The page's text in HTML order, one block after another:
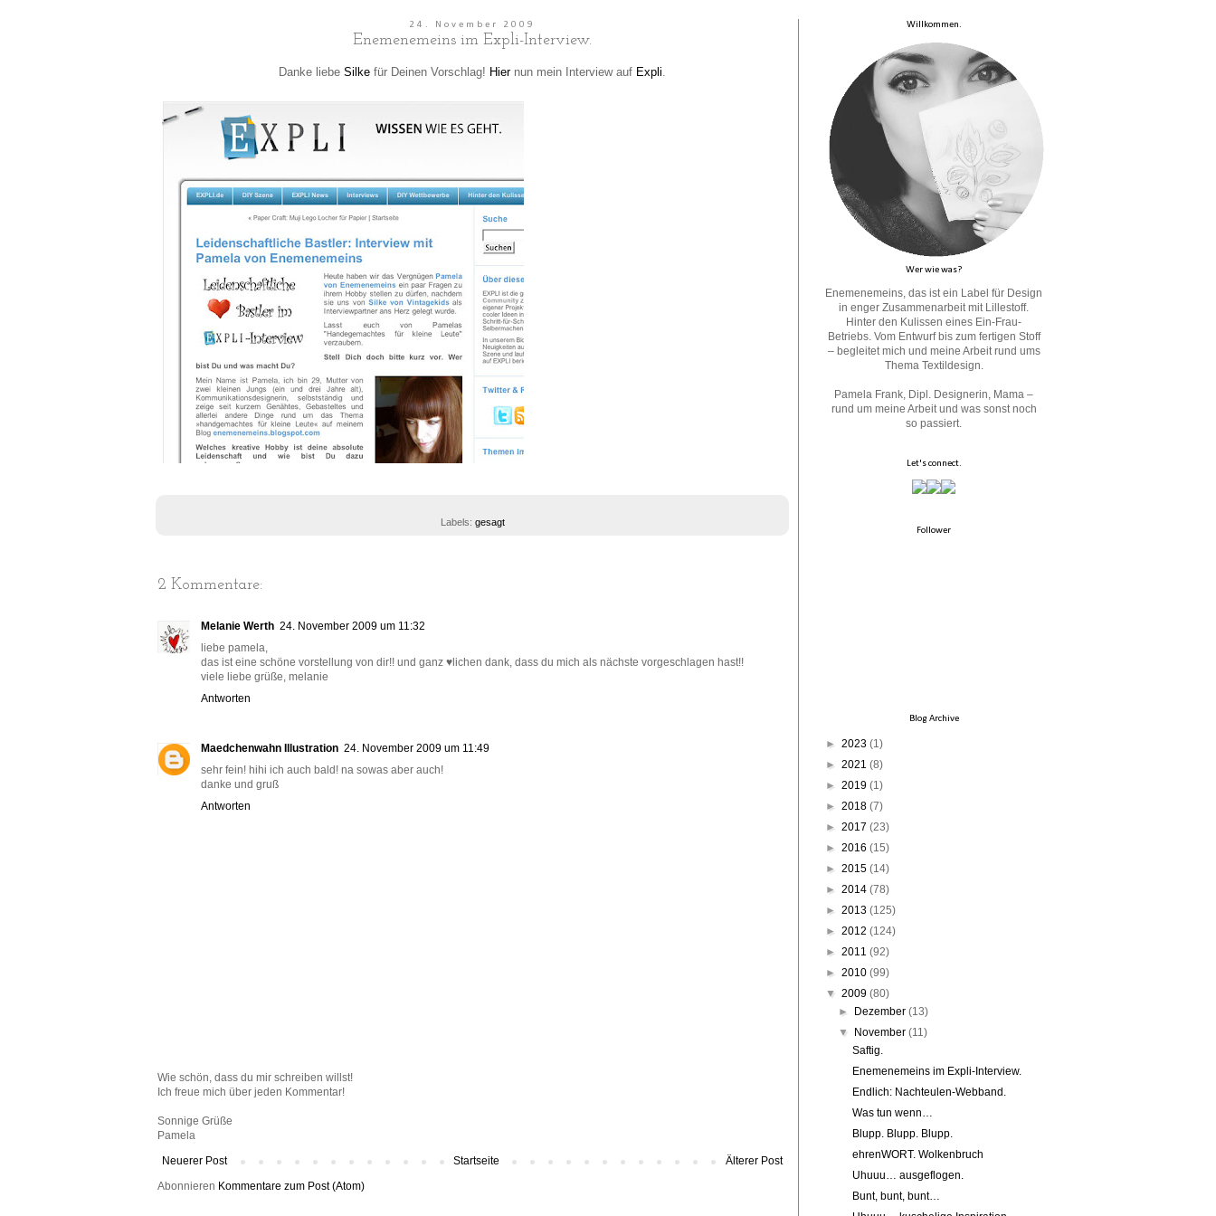
24. November 2009
Enemenemeins im Expli-Interview.
Danke liebe Silke für Deinen Vorschlag! Hiernun mein Interview auf Expli
Labels: gesagt
2 Kommentare:
Melanie Werth 24. November 2009 um 11:32
liebe pamela,
das ist eine schöne vorstellung von dir!! und ganz ♥lichen dank, dass du mich als nächste vorgeschlagen hast!!
viele liebe grüße, melanie
Antworten
Maedchenwahn Illustration 24. November 2009 um 11:49
sehr fein! hihi ich auch bald! na sowas aber auch!
danke und gruß
Antworten
Wie schön, dass du mir schreiben willst!
Ich freue mich über jeden Kommentar!
Sonnige Grüße
Pamela
Neuerer Post
Älterer Post
Startseite
Abonnieren Kommentare zum Post (Atom)
Willkommen.
Wer wie was?
Enemenemeins, das ist ein Label für Design
in enger Zusammenarbeit mit Lillestoff.
Hinter den Kulissen eines Ein-Frau-
Betriebs. Vom Entwurf bis zum fertigen Stoff
– begleitet mich und meine Arbeit rund ums
Thema Textildesign.
Pamela Frank, Dipl. Designerin, Mama –
rund um meine Arbeit und was sonst noch
so passiert.
Let's connect.
Follower
Blog Archive
► 2023 (1)
► 2021 (8)
► 2019 (1)
► 2018 (7)
► 2017 (23)
► 2016 (15)
► 2015 (14)
► 2014 (78)
► 2013 (125)
► 2012 (124)
► 2011 (92)
► 2010 (99)
▼ 2009 (80)
►
Dezember (13)
▼
November (11)
Saftig.
Enemenemeins im Expli-Interview.
Endlich: Nachteulen-Webband.
Was tun wenn…
Blupp. Blupp. Blupp.
ehrenWORT. Wolkenbruch
Uhuuu… ausgeflogen.
Bunt, bunt, bunt…